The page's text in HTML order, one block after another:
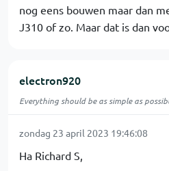
nog eens bouwen maar dan
J310 of zo. Maar dat is dan
electron920
Everything should be as simple as
zondag 23 april 2023 19:46:08
Ha Richard S,